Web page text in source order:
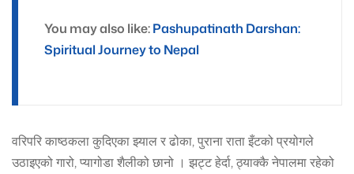
You may also like:Pashupatinath Darshan:
Spiritual Journey to Nepal
वरिपरि काष्ठकला कुदिएका झ्याल र ढोका, पुराना राता इँटको प्रयोगले
उठाइएको गारो, प्यागोडा शैलीको छानो । झट्ट हेर्दा, ठ्याक्कै नेपालमा रहेको